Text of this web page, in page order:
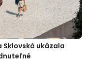
Sklovská ukázala